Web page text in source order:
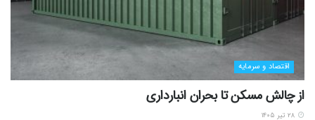
اقتصاد و سرمایه
از چالش مسکن تا بحران انبارداری